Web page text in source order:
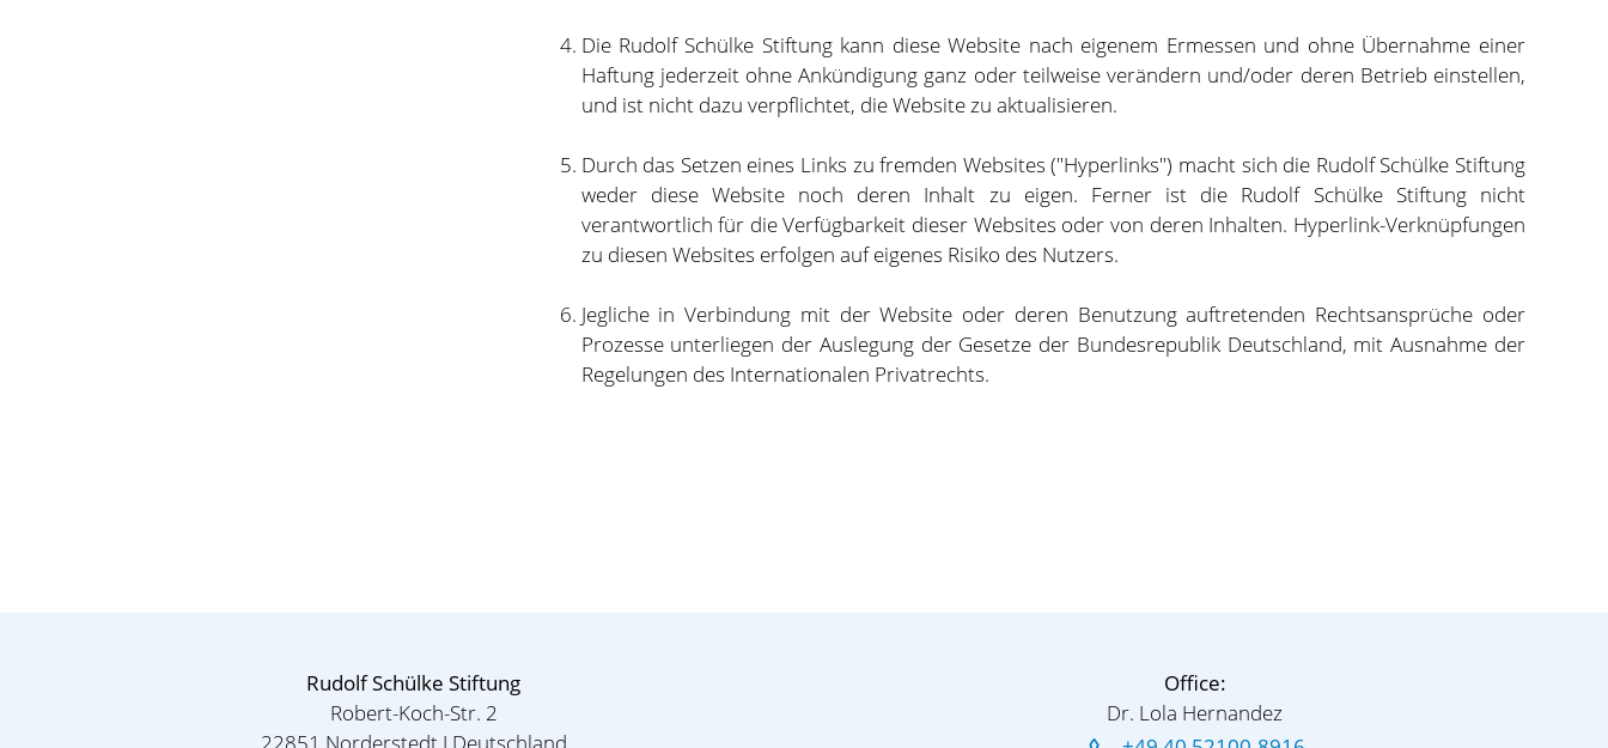
Die Rudolf Schülke Stiftung kann diese Website nach eigenem Ermessen und ohne Übernahme einer
Haftung jederzeit ohne Ankündigung ganz oder teilweise verändern und/oder deren Betrieb einstellen,
und ist nicht dazu verpflichtet, die Website zu aktualisieren.
Durch das Setzen eines Links zu fremden Websites ("Hyperlinks") macht sich die Rudolf Schülke Stiftung
weder diese Website noch deren Inhalt zu eigen. Ferner ist die Rudolf Schülke Stiftung nicht
verantwortlich für die Verfügbarkeit dieser Websites oder von deren Inhalten. Hyperlink-Verknüpfungen
zu diesen Websites erfolgen auf eigenes Risiko des Nutzers.
Jegliche in Verbindung mit der Website oder deren Benutzung auftretenden Rechtsansprüche oder
Prozesse unterliegen der Auslegung der Gesetze der Bundesrepublik Deutschland, mit Ausnahme der
Regelungen des Internationalen Privatrechts.
Rudolf Schülke Stiftung
Robert-Koch-Str. 2
22851 Norderstedt I Deutschland
Office:
Dr. Lola Hernandez